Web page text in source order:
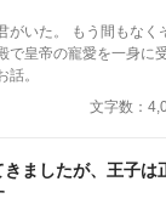
がいた。 もう間もなく
で皇帝の寵愛を一身に
。
文字数：
ましたが、王子は